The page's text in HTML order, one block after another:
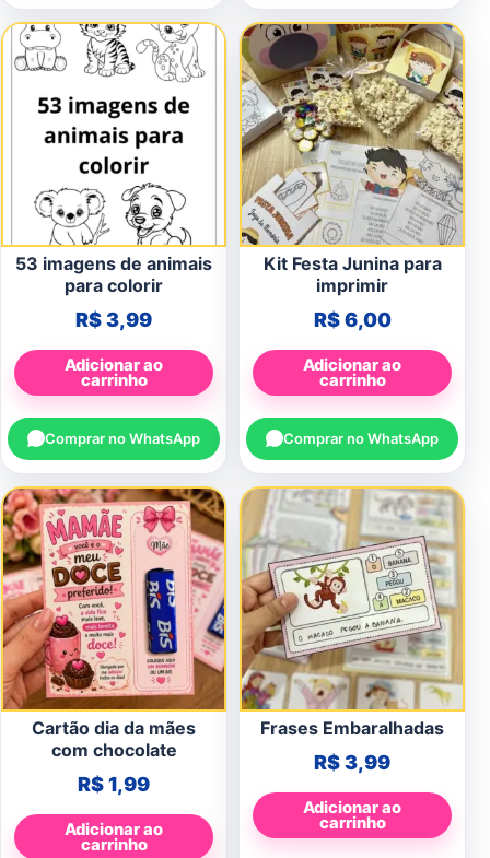
53 imagens de animais
para colorir
R$3,99
Adicionar ao
carrinho
Comprar no WhatsApp
Kit Festa Junina para
imprimir
R$6,00
Adicionar ao
carrinho
Comprar no WhatsApp
Cartão dia da mães
com chocolate
R$1,99
Adicionar ao
carrinho
Frases Embaralhadas
R$3,99
Adicionar ao
carrinho